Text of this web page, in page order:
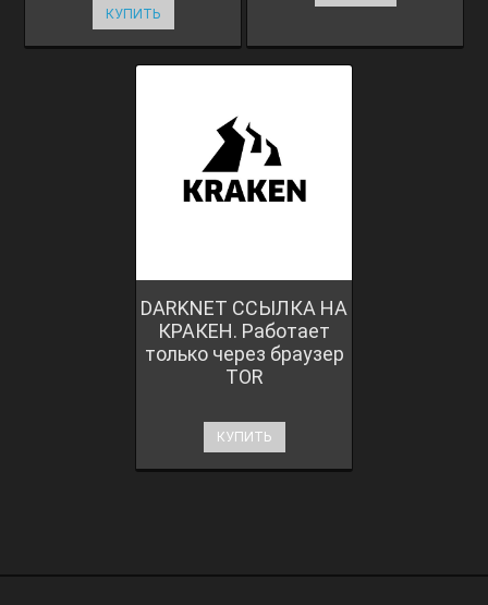
КУПИТЬ
DARKNET ССЫЛКА НА
КРАКЕН. Работает
только через браузер
TOR
КУПИТЬ